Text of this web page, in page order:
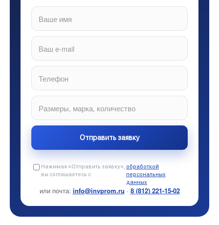
Нажимая «Отправить заявку»,
вы соглашаетесь с
обработкой
персональных
данных
.
или почта: info@invprom.ru · 8 (812) 221-15-02